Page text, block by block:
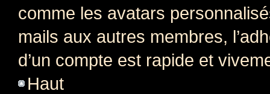
comme les avatars
mails aux autres membres,
d’un compte est rapide et
Haut